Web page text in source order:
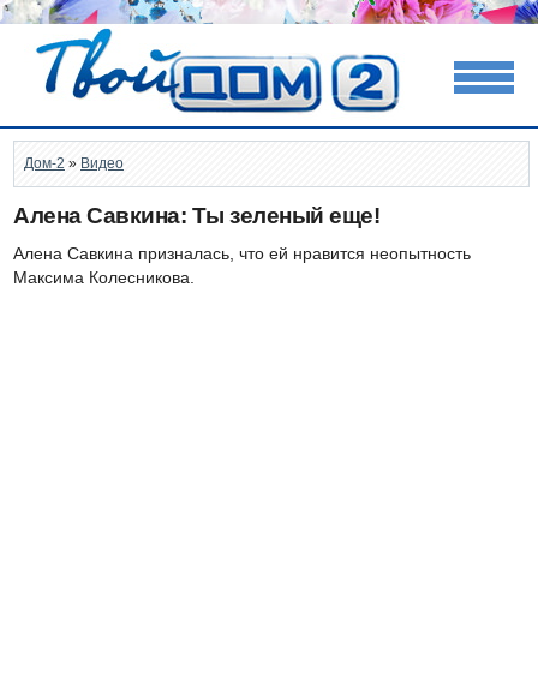
Дом-2 » Видео
Алена Савкина: Ты зеленый еще!
Алена Савкина призналась, что ей нравится неопытность
Максима Колесникова.